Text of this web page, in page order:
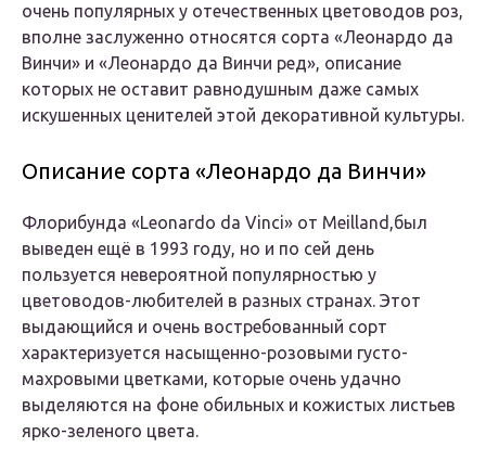
очень популярных у отечественных цветоводов роз,
вполне заслуженно относятся сорта «Леонардо да
Винчи» и «Леонардо да Винчи ред», описание
которых не оставит равнодушным даже самых
искушенных ценителей этой декоративной культуры.
Описание сорта «Леонардо да Винчи»
Флорибунда «Leonardo da Vinci» от Meilland,был
выведен ещё в 1993 году, но и по сей день
пользуется невероятной популярностью у
цветоводов-любителей в разных странах. Этот
выдающийся и очень востребованный сорт
характеризуется насыщенно-розовыми густо-
махровыми цветками, которые очень удачно
выделяются на фоне обильных и кожистых листьев
ярко-зеленого цвета.